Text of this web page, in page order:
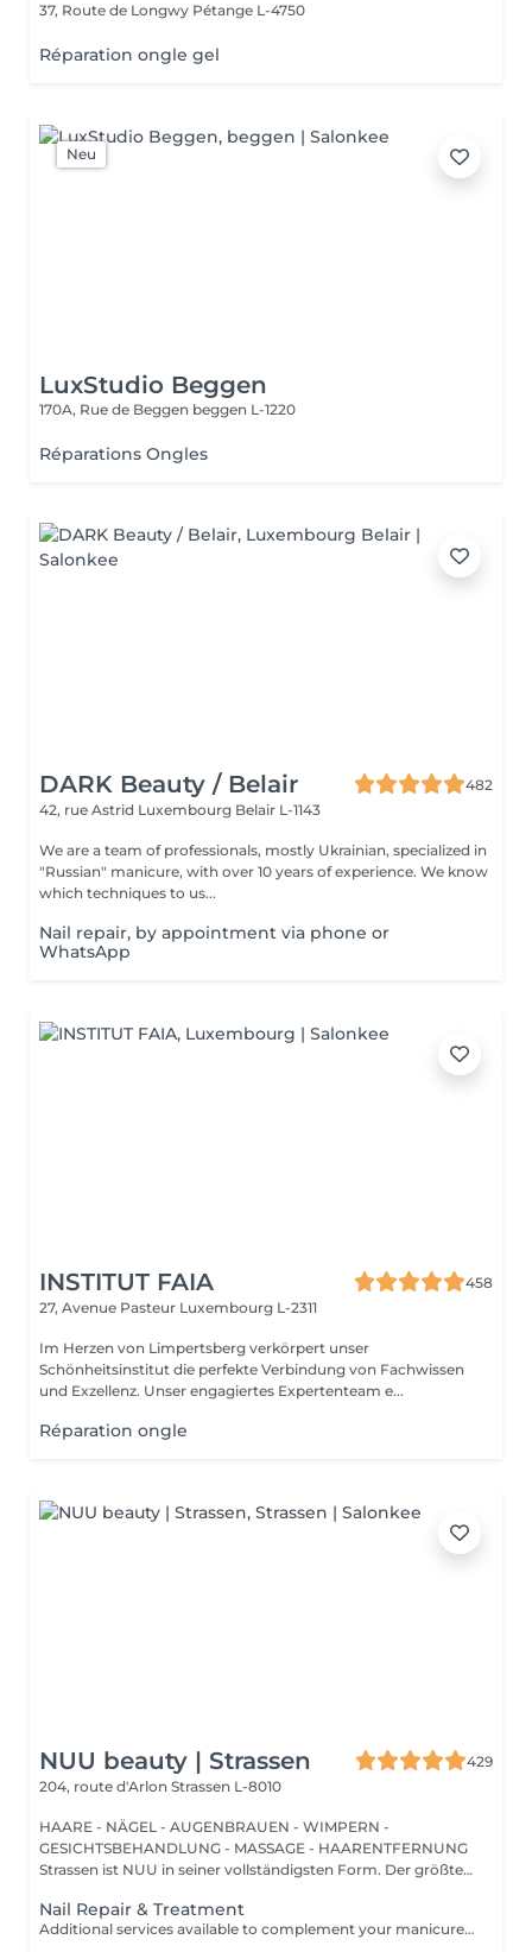
37, Route de Longwy Pétange L-4750
Réparation ongle gel
Neu
LuxStudio Beggen
170A, Rue de Beggen beggen L-1220
Réparations Ongles
DARK Beauty / Belair
482
42, rue Astrid Luxembourg Belair L-1143
We are a team of professionals, mostly Ukrainian, specialized in
"Russian" manicure, with over 10 years of experience. We know
which techniques to us...
Nail repair, by appointment via phone or
WhatsApp
INSTITUT FAIA
458
27, Avenue Pasteur Luxembourg L-2311
Im Herzen von Limpertsberg verkörpert unser
Schönheitsinstitut die perfekte Verbindung von Fachwissen
und Exzellenz. Unser engagiertes Expertenteam e...
Réparation ongle
NUU beauty | Strassen
429
204, route d'Arlon Strassen L-8010
HAARE - NÄGEL - AUGENBRAUEN - WIMPERN -
GESICHTSBEHANDLUNG - MASSAGE - HAARENTFERNUNG
Strassen ist NUU in seiner vollständigsten Form. Der größte
Nail Repair & Treatment
Additional services available to complement your manicure or as standalone treatments. Nail Repair per nail (during service) Minor repair of a single nail (small crack, local damage or broken nail). This option can be added multiple times if more than one nail requires repair. Charged at 3€ per nail for Manicure with Gel Polish services. Nail Repair per nail (walk-in) Repair of one nail without manicure or polish application. Suitable for clients booking a repair only. Onycholysis Treatment per nail Targeted care for nails affected by onycholysis. Performed without polish to support healthy nail recovery. IBX Nail Repair System Professional nail treatment designed to strengthen and restore natural nails. Can be booked alone or combined with gel removal for deeper repair. Gel Polish Removal Gentle and careful removal of gel polish.